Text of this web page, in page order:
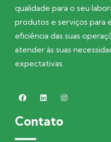
qualidade para o seu
produtos e serviços para
eficiência das suas
atender às suas
expectativas.
Contato